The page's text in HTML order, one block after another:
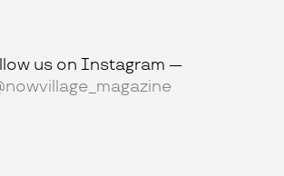
us on Instagram —